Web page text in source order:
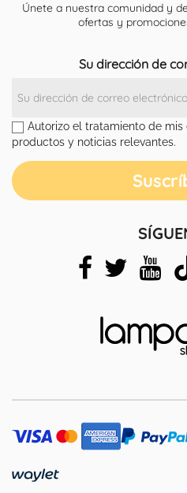
Únete a nuestra comunidad y
ofertas y
Su dirección de
Autorizo el tratamiento de
productos y noticias relevantes.